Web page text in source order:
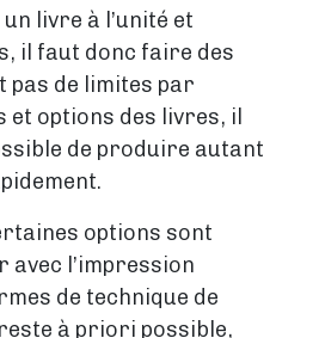
livre à l’unité et
il faut donc faire des
pas de limites par
et options des livres, il
de produire autant
options sont
l’impression
de technique de
à priori possible,